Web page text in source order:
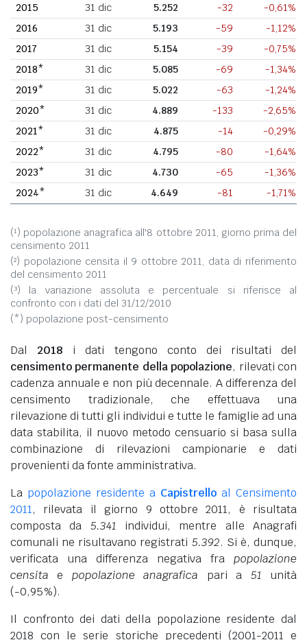
2015
31 dic 5.252 -32
-0,61%
2016
31 dic 5.193 -59
-1,12%
2017
31 dic 5.154 -39
-0,75%
2018*
31 dic 5.085 -69
-1,34%
2019*
31 dic 5.022 -63 -1,24%
2020*
31 dic 4.889 -133
-2,65%
2021*
31 dic 4.875 -14
-0,29%
2022*
31 dic 4.795 -80
-1,64%
2023*
31 dic 4.730 -65
-1,36%
2024*
31 dic 4.649 -81 -1,71%
(¹) popolazione anagrafica all'8 ottobre 2011, giorno prima del
censimento 2011
(²) popolazione censita il 9 ottobre 2011, data di riferimento
del censimento 2011
(³) la variazione assoluta e percentuale si riferisce al
confronto con i dati del 31/12/2010
(*) popolazione post-censimento
Dal 2018 i dati tengono conto dei risultati del
censimento permanente della popolazione, rilevati con
cadenza annuale e non più decennale. A differenza del
censimento tradizionale, che effettuava una
rilevazione di tutti gli individui e tutte le famiglie ad una
data stabilita, il nuovo metodo censuario si basa sulla
combinazione di rilevazioni campionarie e dati
provenienti da fonte amministrativa.
La popolazione residente a Capistrello al Censimento
2011, rilevata il giorno 9 ottobre 2011, è risultata
composta da 5.341 individui, mentre alle Anagrafi
comunali ne risultavano registrati 5.392. Si è, dunque,
verificata una differenza negativa fra popolazione
censita e popolazione anagrafica pari a 51 unità
(-0,95%).
Il confronto dei dati della popolazione residente dal
2018 con le serie storiche precedenti (2001-2011 e